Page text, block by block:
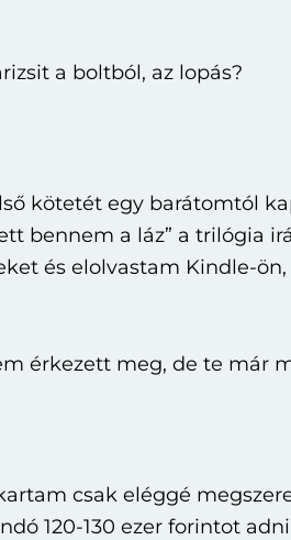
a boltból, az lopás?
kötetét egy barátomtól
bennem a láz” a trilógia
és elolvastam Kindle-
érkezett meg, de te már
csak eléggé
120-130 ezer forintot